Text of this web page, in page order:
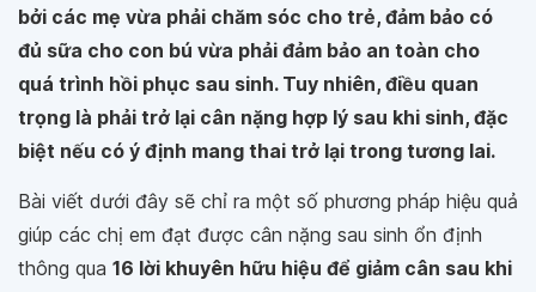
bởi các mẹ vừa phải chăm sóc cho trẻ, đảm bảo có
đủ sữa cho con bú vừa phải đảm bảo an toàn cho
quá trình hồi phục sau sinh. Tuy nhiên, điều quan
trọng là phải trở lại cân nặng hợp lý sau khi sinh, đặc
biệt nếu có ý định mang thai trở lại trong tương lai.
Bài viết dưới đây sẽ chỉ ra một số phương pháp hiệu quả
giúp các chị em đạt được cân nặng sau sinh ổn định
thông qua 16 lời khuyên hữu hiệu để giảm cân sau khi